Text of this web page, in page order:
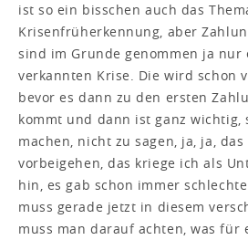
ist so ein bisschen auch das
Krisenfrüherkennung, aber
sind im Grunde genommen ja nur
verkannten Krise. Die wird schon
bevor es dann zu den ersten
kommt und dann ist ganz wichtig,
machen, nicht zu sagen, ja, ja,
vorbeigehen, das kriege ich als
hin, es gab schon immer
muss gerade jetzt in diesem
muss man darauf achten, was für